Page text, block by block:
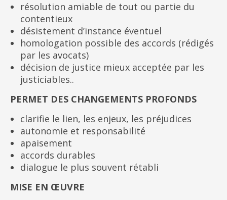
résolution amiable de tout ou partie du
contentieux
désistement d’instance éventuel
homologation possible des accords (rédigés
par les avocats)
décision de justice mieux acceptée par les
justiciables..
PERMET DES CHANGEMENTS PROFONDS
clarifie le lien, les enjeux, les préjudices
autonomie et responsabilité
apaisement
accords durables
dialogue le plus souvent rétabli
MISE EN ŒUVRE